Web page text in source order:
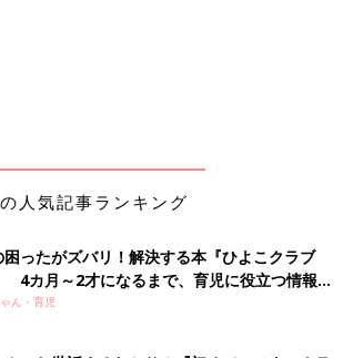
人気記事ランキング
困ったがズバリ！解決する本『ひよこクラブ
4カ月～2才になるまで、育児に役立つ情報が
い！
ん・育児